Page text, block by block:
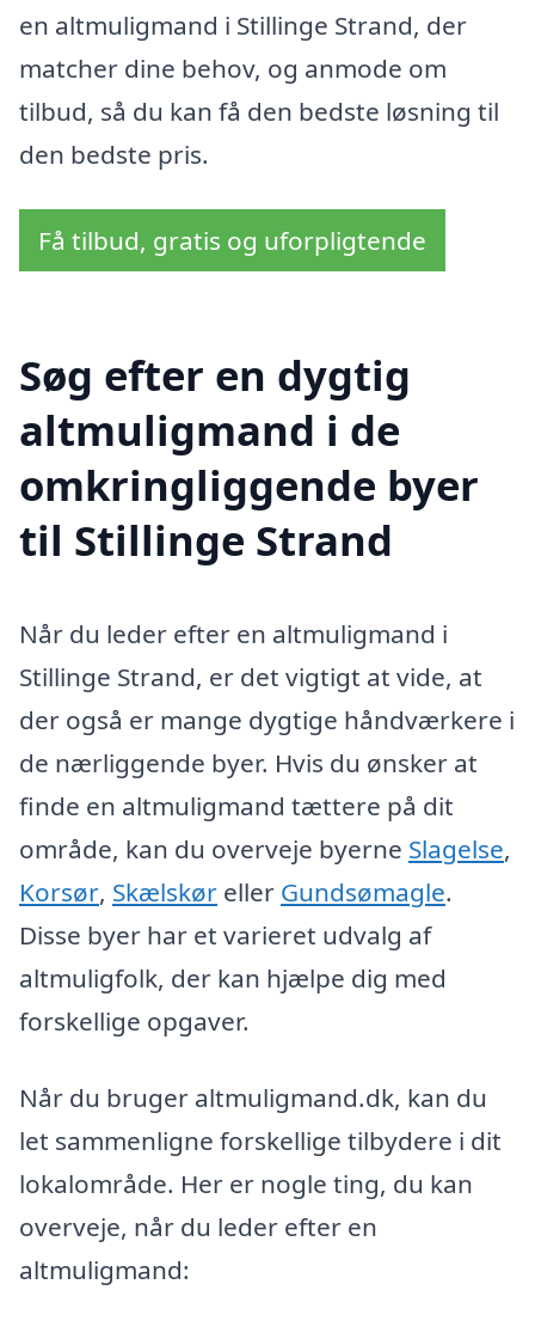
en altmuligmand i Stillinge Strand, der
matcher dine behov, og anmode om
tilbud, så du kan få den bedste løsning til
den bedste pris.
Få tilbud, gratis og uforpligtende
Søg efter en dygtig
altmuligmand i de
omkringliggende byer
til Stillinge Strand
Når du leder efter en altmuligmand i
Stillinge Strand, er det vigtigt at vide, at
der også er mange dygtige håndværkere i
de nærliggende byer. Hvis du ønsker at
finde en altmuligmand tættere på dit
område, kan du overveje byerne Slagelse,
Korsør, Skælskør eller Gundsømagle.
Disse byer har et varieret udvalg af
altmuligfolk, der kan hjælpe dig med
forskellige opgaver.
Når du bruger altmuligmand.dk, kan du
let sammenligne forskellige tilbydere i dit
lokalområde. Her er nogle ting, du kan
overveje, når du leder efter en
altmuligmand: